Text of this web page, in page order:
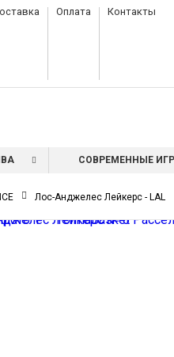
Оплата Контакты
СОВРЕМЕННЫЕ
Лос-Анджелес Лейкерс - LAL